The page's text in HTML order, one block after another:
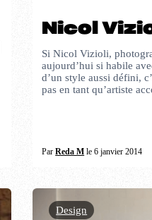
Nicol
Si Nicol Vizioli,
aujourd’hui si habile
d’un style aussi défini,
pas en tant qu’artiste
ParReda M le 6 janvier 2014
Design